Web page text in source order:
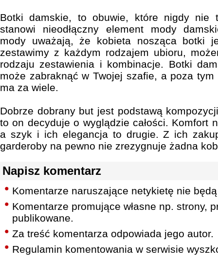
Botki damskie, to obuwie, które nigdy nie
stanowi nieodłączny element mody
mody uważają, że kobieta nosząca botki
zestawimy z każdym rodzajem ubioru,
rodzaju zestawienia i kombinacje. Botki
może zabraknąć w Twojej szafie, a poza
ma za wiele.
Dobrze dobrany but jest podstawą
to on decyduje o wyglądzie całości. Komfort
a szyk i ich elegancja to drugie. Z ich
garderoby na pewno nie zrezygnuje żadna
Napisz komentarz
Komentarze naruszające netykietę nie
Komentarze promujące własne np. strony,
publikowane.
Za treść komentarza odpowiada jego autor.
Regulamin komentowania w serwisie